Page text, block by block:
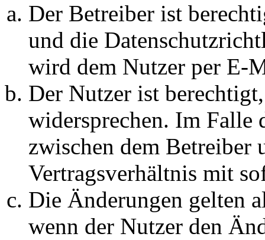
Der Betreiber ist
und die
wird dem Nutzer per E-
Der Nutzer ist
widersprechen. Im Falle
zwischen dem Betreiber
Vertragsverhältnis mit
Die Änderungen gelten
wenn der Nutzer den